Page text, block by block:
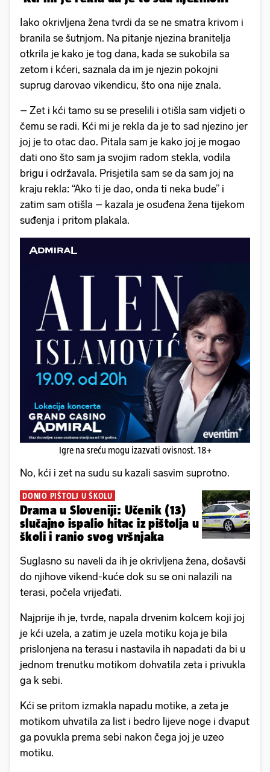
Iako okrivljena žena tvrdi da se ne smatra krivom i
branila se šutnjom. Na pitanje njezina branitelja
otkrila je kako je tog dana, kada se sukobila sa
zetom i kćeri, saznala da im je njezin pokojni
suprug darovao vikendicu, što ona nije znala.
– Zet i kći tamo su se preselili i otišla sam vidjeti o
čemu se radi. Kći mi je rekla da je to sad njezino jer
joj je to otac dao. Pitala sam je kako joj je mogao
dati ono što sam ja svojim radom stekla, vodila
brigu i održavala. Prisjetila sam se da sam joj na
kraju rekla: “Ako ti je dao, onda ti neka bude” i
zatim sam otišla – kazala je osuđena žena tijekom
suđenja i pritom plakala.
Igre na sreću mogu izazvati ovisnost. 18+
No, kći i zet na sudu su kazali sasvim suprotno.
DONIO PIŠTOLJ U ŠKOLU
Drama u Sloveniji: Učenik (13)
slučajno ispalio hitac iz pištolja u
školi i ranio svog vršnjaka
Suglasno su naveli da ih je okrivljena žena, došavši
do njihove vikend-kuće dok su se oni nalazili na
terasi, počela vrijeđati.
Najprije ih je, tvrde, napala drvenim kolcem koji joj
je kći uzela, a zatim je uzela motiku koja je bila
prislonjena na terasu i nastavila ih napadati da bi u
jednom trenutku motikom dohvatila zeta i privukla
ga k sebi.
Kći se pritom izmakla napadu motike, a zeta je
motikom uhvatila za list i bedro lijeve noge i dvaput
ga povukla prema sebi nakon čega joj je uzeo
motiku.